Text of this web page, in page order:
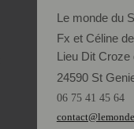
Le monde du
Fx et Céline
Lieu Dit Croze
24590 St
06 75 41 45 64